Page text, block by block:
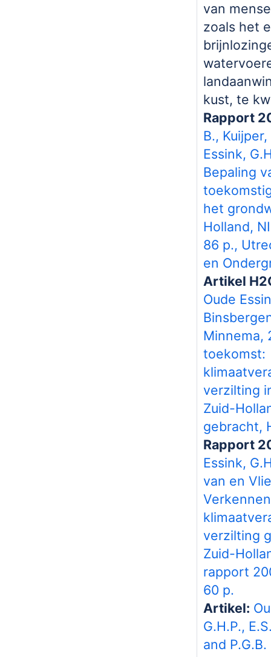
van
zoals het
kust, te
Rapport
B.,
Essink,
Bepaling
het
Holland,
86 p.,
en
Artikel
Oude
Minnema,
toekomst:
verzilting
Zuid-
gebracht,
Rapport
Essink,
van en
verzilting
Zuid-
rapport
60 p.
Artikel:
G.H.P.,
and